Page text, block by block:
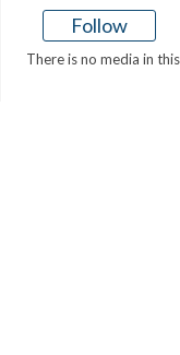
Follow
There is no media in